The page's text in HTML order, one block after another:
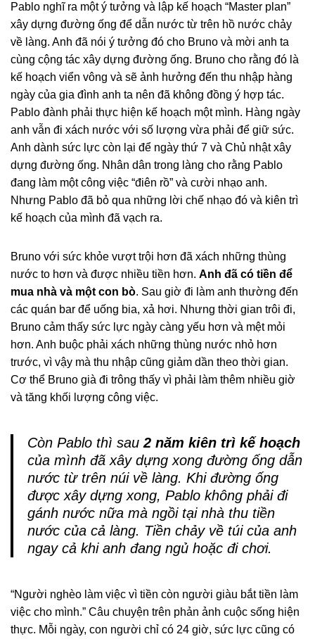
Pablo nghĩ ra một ý tưởng và lập kế hoạch “Master plan”
xây dựng đường ống để dẫn nước từ trên hồ nước chảy
về làng. Anh đã nói ý tưởng đó cho Bruno và mời anh ta
cùng cộng tác xây dựng đường ống. Bruno cho rằng đó là
kế hoạch viển vông và sẽ ảnh hưởng đến thu nhập hàng
ngày của gia đình anh ta nên đã không đồng ý hợp tác.
Pablo đành phải thực hiện kế hoạch một mình. Hàng ngày
anh vẫn đi xách nước với số lượng vừa phải để giữ sức.
Anh dành sức lực còn lại để ngày thứ 7 và Chủ nhật xây
dựng đường ống. Nhân dân trong làng cho rằng Pablo
đang làm một công việc “điên rồ” và cười nhạo anh.
Nhưng Pablo đã bỏ qua những lời chế nhạo đó và kiên trì
kế hoạch của mình đã vạch ra.
Bruno với sức khỏe vượt trội hơn đã xách những thùng
nước to hơn và được nhiều tiền hơn. Anh đã có tiền để
mua nhà và một con bò. Sau giờ đi làm anh thường đến
các quán bar để uống bia, xả hơi. Nhưng thời gian trôi đi,
Bruno cảm thấy sức lực ngày càng yếu hơn và mệt mỏi
hơn. Anh buộc phải xách những thùng nước nhỏ hơn
trước, vì vậy mà thu nhập cũng giảm dần theo thời gian.
Cơ thể Bruno già đi trông thấy vì phải làm thêm nhiều giờ
và tăng khối lượng công việc.
Còn Pablo thì sau 2 năm kiên trì kế hoạch
của mình đã xây dựng xong đường ống dẫn
nước từ trên núi về làng. Khi đường ống
được xây dựng xong, Pablo không phải đi
gánh nước nữa mà ngồi tại nhà thu tiền
nước của cả làng. Tiền chảy về túi của anh
ngay cả khi anh đang ngủ hoặc đi chơi.
“Người nghèo làm việc vì tiền còn người giàu bắt tiền làm
việc cho mình.” Câu chuyện trên phản ảnh cuộc sống hiện
thực. Mỗi ngày, con người chỉ có 24 giờ, sức lực cũng có